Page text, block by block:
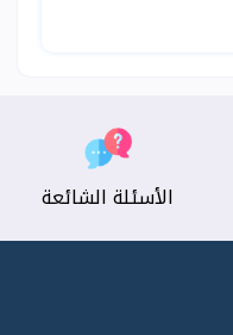
الأسئلة الشائعة